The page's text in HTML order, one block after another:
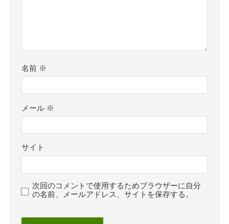
名前 ※
メール ※
サイト
次回のコメントで使用するためブラウザーに自分
の名前、メールアドレス、サイトを保存する。